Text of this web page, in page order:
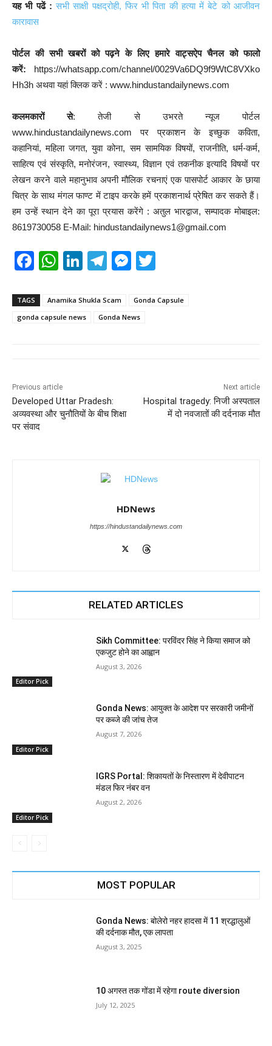
यह भी पढें : सभी साक्षी पक्षद्रोही, फिर भी पिता की हत्या में बेटे को आजीवन
कारावास
पोर्टल की सभी खबरों को पढ़ने के लिए हमारे वाट्सऐप चैनल को फालो
करें: https://whatsapp.com/channel/0029Va6DQ9f9WtC8VXko
Hh3h अथवा यहां क्लिक करें : www.hindustandailynews.com
कलमकारों से: तेजी से उभरते न्यूज पोर्टल
www.hindustandailynews.com पर प्रकाशन के इच्छुक कविता,
कहानियां, महिला जगत, युवा कोना, सम सामयिक विषयों, राजनीति, धर्म-कर्म,
साहित्य एवं संस्कृति, मनोरंजन, स्वास्थ्य, विज्ञान एवं तकनीक इत्यादि विषयों पर
लेखन करने वाले महानुभाव अपनी मौलिक रचनाएं एक पासपोर्ट आकार के छाया
चित्र के साथ मंगल फाण्ट में टाइप करके हमें प्रकाशनार्थ प्रेषित कर सकते हैं।
हम उन्हें स्थान देने का पूरा प्रयास करेंगे : अतुल भारद्वाज, सम्पादक मोबाइल:
8619730058 E-Mail: hindustandailynews1@gmail.com
F
c
e
k
W
at
s
Li
k
e
T
e
gr
M
ss
e
tt
TAGS Anamika Shukla Scam
Gonda Capsule
gonda capsule news
Gonda News
Previous article
Developed Uttar Pradesh:
अव्यवस्था और चुनौतियों के बीच शिक्षा
पर संवाद
Next article
Hospital tragedy: निजी अस्पताल
में दो नवजातों की दर्दनाक मौत
HDNews
https://hindustandailynews.com
RELATED ARTICLES
Editor Pick
Sikh Committee: परविंदर सिंह ने किया समाज को
एकजुट होने का आह्वान
August 3, 2026
Editor Pick
Gonda News: आयुक्त के आदेश पर सरकारी जमीनों
पर कब्जे की जांच तेज
August 7, 2026
Editor Pick
IGRS Portal: शिकायतों के निस्तारण में देवीपाटन
मंडल फिर नंबर वन
August 2, 2026
MOST POPULAR
Gonda News: बोलेरो नहर हादसा में 11 श्रद्धालुओं
की दर्दनाक मौत, एक लापता
August 3, 2025
10 अगस्त तक गोंडा में रहेगा route diversion
July 12, 2025